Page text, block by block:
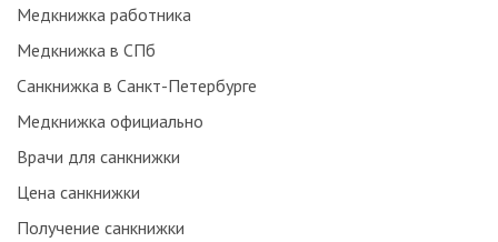
Медкнижка работника
Медкнижка в СПб
Санкнижка в Санкт-Петербурге
Медкнижка официально
Врачи для санкнижки
Цена санкнижки
Получение санкнижки